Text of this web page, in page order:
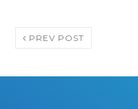
PREV POST